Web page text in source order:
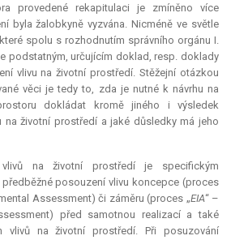
provedené rekapitulaci je zmíněno více
byla žalobkyně vyzvána. Nicméně ve světle
spolu s rozhodnutím správního orgánu I.
podstatným, určujícím doklad, resp. doklady
vlivu na životní prostředí. Stěžejní otázkou
věci je tedy to, zda je nutné k návrhu na
dokládat kromě jiného i výsledek
na životní prostředí a jaké důsledky má jeho
vlivů na životní prostředí je specifickým
posouzení vlivu koncepce (proces
Assessment) či záměru (proces „EIA“ –
před samotnou realizací a také
vlivů na životní prostředí. Při posuzování